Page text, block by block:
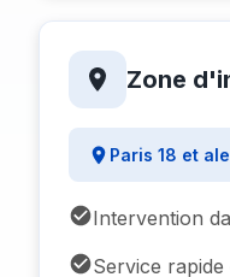
Zone
Paris 18 et
Intervention
Service